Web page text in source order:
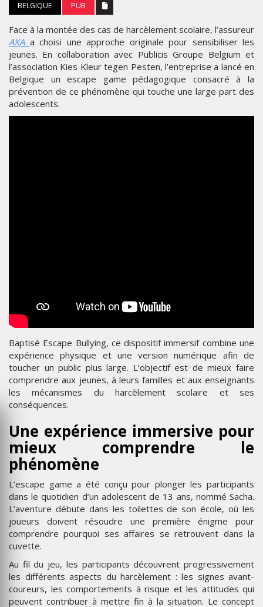
BELGIQUE PUB
Face à la montée des cas de harcèlement scolaire, l’assureur
AXA a choisi une approche originale pour sensibiliser les
jeunes. En collaboration avec Publicis Groupe Belgium et
l’association Kies Kleur tegen Pesten, l’entreprise a lancé en
Belgique un escape game pédagogique consacré à la
prévention de ce phénomène qui touche une large part des
adolescents.
Baptisé Escape Bullying, ce dispositif immersif combine une
expérience physique et une version numérique afin de
toucher un public plus large. L’objectif est de mieux faire
comprendre aux jeunes, à leurs familles et aux enseignants
les mécanismes du harcèlement scolaire et ses
conséquences.
Une expérience immersive pour
mieux comprendre le
phénomène
L’escape game a été conçu pour plonger les participants
dans le quotidien d’un adolescent de 13 ans, nommé Sacha.
L’aventure débute dans les toilettes de son école, où les
joueurs doivent résoudre une première énigme pour
comprendre pourquoi ses affaires se retrouvent dans la
cuvette.
Au fil du jeu, les participants découvrent progressivement
les différents aspects du harcèlement : les signes avant-
coureurs, les comportements à risque et les attitudes qui
peuvent contribuer à mettre fin à la situation. Le concept